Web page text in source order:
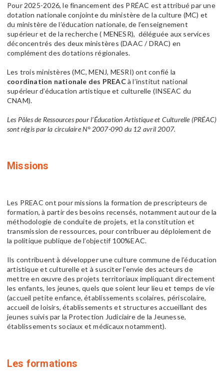
Pour 2025-2026, le financement des PRÉAC est attribué par une
dotation nationale conjointe du ministère de la culture (MC) et
du ministère de l’éducation nationale, de l’enseignement
supérieur et de la recherche ( MENESR), déléguée aux services
déconcentrés des deux ministères (DAAC / DRAC) en
complément des dotations régionales.
Les trois ministères (MC, MENJ, MESRI) ont confié la
coordination nationale des PREACà l’institut national
supérieur d’éducation artistique et culturelle (INSEAC du
CNAM).
Les Pôles de Ressources pour l’Éducation Artistique et Culturelle (PRÉAC)
sont régis par la circulaire N° 2007-090 du 12 avril 2007.
Missions
Les PREAC ont pour missions la formation de prescripteurs de
formation, à partir des besoins recensés, notamment autour de la
méthodologie de conduite de projets, et la constitution et
transmission de ressources, pour contribuer au déploiement de
la politique publique de l’objectif 100%EAC.
Ils contribuent à développer une culture commune de l’éducation
artistique et culturelle et à susciter l’envie des acteurs de
mettre en œuvre des projets territoriaux impliquant directement
les enfants, les jeunes, quels que soient leur lieu et temps de vie
(accueil petite enfance, établissements scolaires, périscolaire,
accueil de loisirs, établissements et structures accueillant des
jeunes suivis par la Protection Judiciaire de la Jeunesse,
établissements sociaux et médicaux notamment).
Les formations